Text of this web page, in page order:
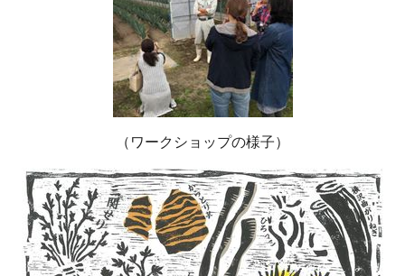
（ワークショップの様子）